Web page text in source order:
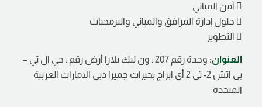
 أمن المباني
 حلول إدارة المرافق والمباني والبرمجيات
 التطوير
العنوان:
وحدة رقم 207 : ون ليك بلازا أرض رقم : جي ال تي –
بي اتش 2- تي 2 أي ابراج بحيرات جميرا دبي الامارات العربية
المتحدة